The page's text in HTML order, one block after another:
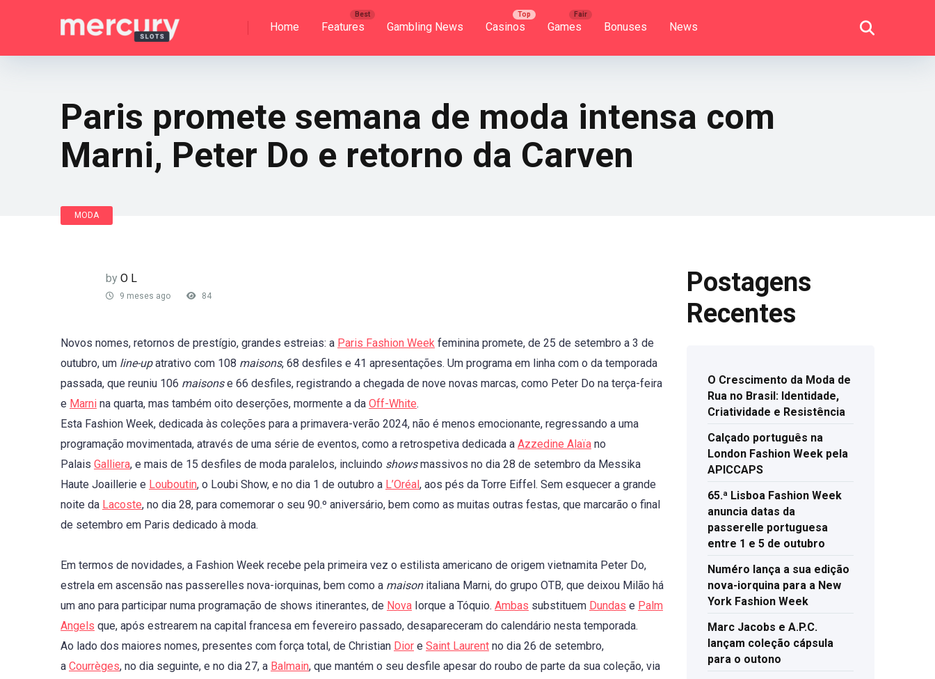
Home Features Gambling News Casinos Games Bonuses News
Paris promete semana de moda intensa com
Marni, Peter Do e retorno da Carven
MODA
by O L
9 meses ago 84
Novos nomes, retornos de prestígio, grandes estreias: a Paris Fashion Week feminina promete, de 25 de setembro a 3 de
outubro, um line-upatrativo com 108 maisons, 68 desfiles e 41 apresentações. Um programa em linha com o da temporada
passada, que reuniu 106 maisonse 66 desfiles, registrando a chegada de nove novas marcas, como Peter Do na terça-feira
e Marni na quarta, mas também oito deserções, mormente a da Off-White.
Esta Fashion Week, dedicada às coleções para a primavera-verão 2024, não é menos emocionante, regressando a uma
programação movimentada, através de uma série de eventos, como a retrospetiva dedicada a Azzedine Alaïa no
Palais Galliera, e mais de 15 desfiles de moda paralelos, incluindo showsmassivos no dia 28 de setembro da Messika
Haute Joaillerie e Louboutin, o Loubi Show, e no dia 1 de outubro a L’Oréal, aos pés da Torre Eiffel. Sem esquecer a grande
noite da Lacoste, no dia 28, para comemorar o seu 90.º aniversário, bem como as muitas outras festas, que marcarão o final
de setembro em Paris dedicado à moda.
Em termos de novidades, a Fashion Week recebe pela primeira vez o estilista americano de origem vietnamita Peter Do,
estrela em ascensão nas passerelles nova-iorquinas, bem como a maisonitaliana Marni, do grupo OTB, que deixou Milão há
um ano para participar numa programação de shows itinerantes, de Nova Iorque a Tóquio. Ambas substituem Dundas e Palm
Angels que, após estrearem na capital francesa em fevereiro passado, desapareceram do calendário nesta temporada.
Ao lado dos maiores nomes, presentes com força total, de Christian Dior e Saint Laurent no dia 26 de setembro,
a Courrèges, no dia seguinte, e no dia 27, a Balmain, que mantém o seu desfile apesar do roubo de parte da sua coleção, via
Postagens
Recentes
O Crescimento da Moda de
Rua no Brasil: Identidade,
Criatividade e Resistência
Calçado português na
London Fashion Week pela
APICCAPS
65.ª Lisboa Fashion Week
anuncia datas da
passerelle portuguesa
entre 1 e 5 de outubro
Numéro lança a sua edição
nova-iorquina para a New
York Fashion Week
Marc Jacobs e A.P.C.
lançam coleção cápsula
para o outono